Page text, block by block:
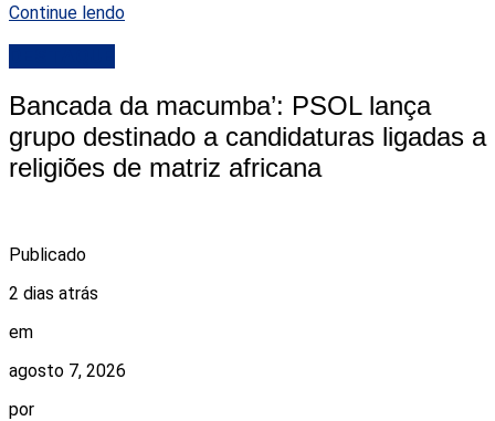
Continue lendo
Bancada da macumba’: PSOL lança
grupo destinado a candidaturas ligadas a
religiões de matriz africana
Publicado
2 dias atrás
em
agosto 7, 2026
por